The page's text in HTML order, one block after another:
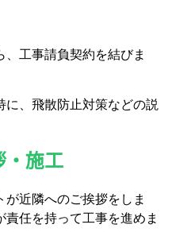
工事請負契約を結びま
、飛散防止対策などの説
施工
近隣へのご挨拶をしま
任を持って工事を進めま